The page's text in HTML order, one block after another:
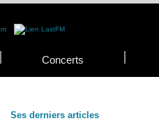
Concerts
Ses derniers articles